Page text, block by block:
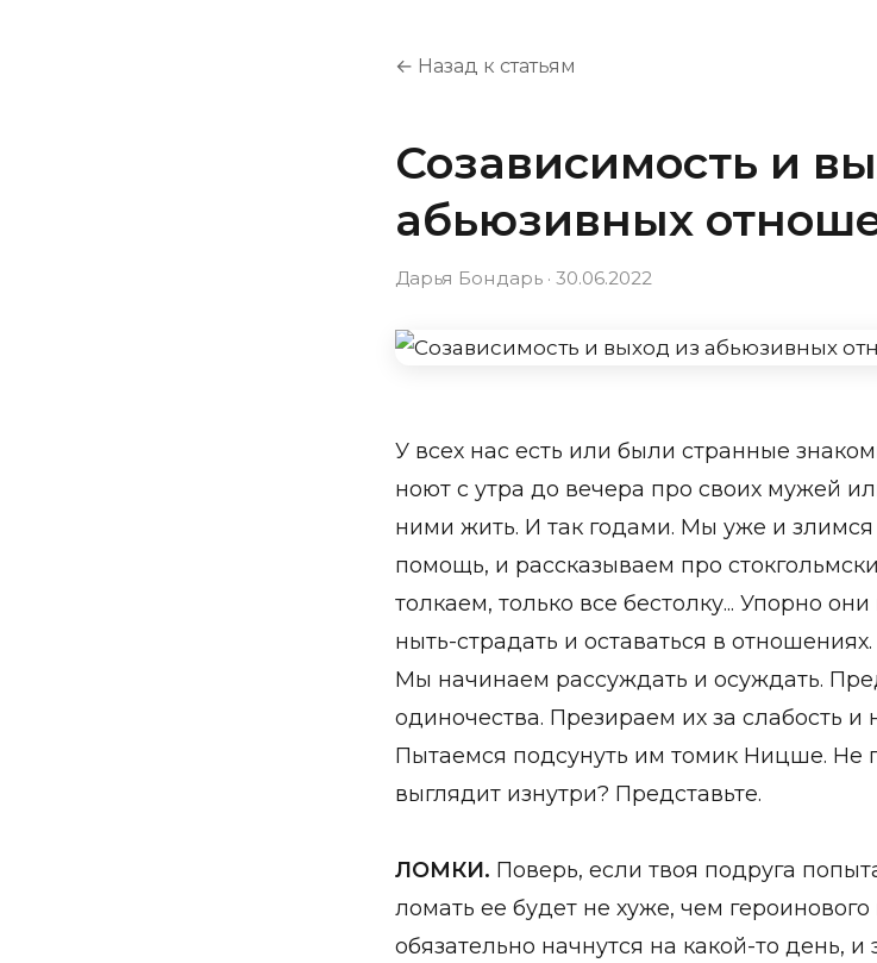
← Назад к статьям
Созависимость и
абьюзивных
Дарья Бондарь · 30.06.2022
У всех нас есть или были странные
ноют с утра до вечера про своих мужей
ними жить. И так годами. Мы уже и
помощь, и рассказываем про
толкаем, только все бестолку... Упорно
ныть-страдать и оставаться в
Мы начинаем рассуждать и осуждать.
одиночества. Презираем их за слабость и
Пытаемся подсунуть им томик Ницше. Не
выглядит изнутри? Представьте.
ЛОМКИ. Поверь, если твоя подруга
ломать ее будет не хуже, чем
обязательно начнутся на какой-то день, и